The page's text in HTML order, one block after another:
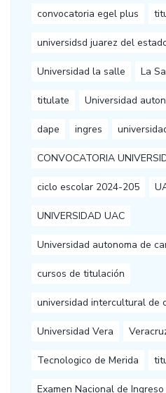
convocatoria egel plus
universidsd juarez del
Universidad la salle La
titulate Universidad
dape ingres
CONVOCATORIA
ciclo escolar 2024-205
UNIVERSIDAD UAC
Universidad autonoma de
cursos de titulación
universidad intercultural de
Universidad Vera
Tecnologico de Merida
Examen Nacional de